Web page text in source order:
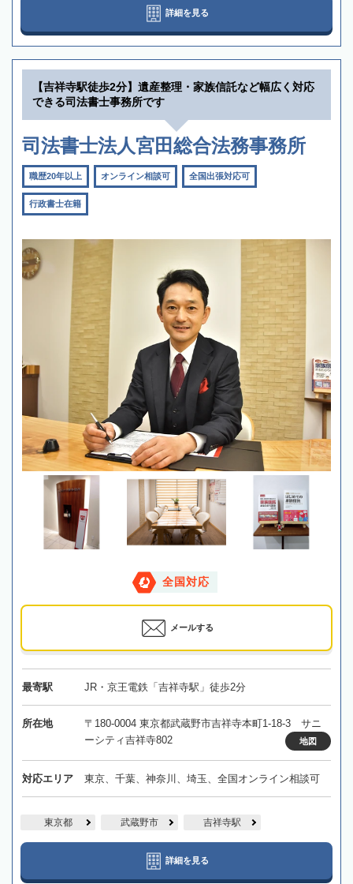
詳細を見る
【吉祥寺駅徒歩2分】遺産整理・家族信託など幅広く対応
できる司法書士事務所です
司法書士法人宮田総合法務事務所
職歴20年以上 オンライン相談可 全国出張対応可
行政書士在籍
全国対応
メールする
最寄駅 JR・京王電鉄「吉祥寺駅」徒歩2分
所在地
〒180-0004 東京都武蔵野市吉祥寺本町1-18-3 サニ
ーシティ吉祥寺802
地図
対応エリア 東京、千葉、神奈川、埼玉、全国オンライン相談可
東京都 武蔵野市 吉祥寺駅
詳細を見る